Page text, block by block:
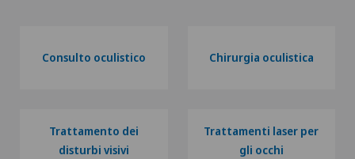
Consulto oculistico Chirurgia oculistica
Trattamento dei
disturbi visivi
Trattamenti laser per
gli occhi